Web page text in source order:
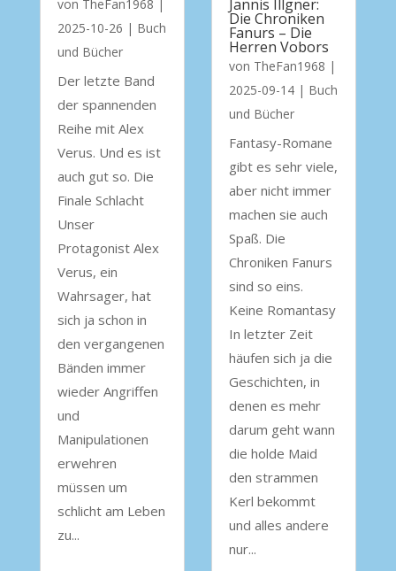
von TheFan1968 |
2025-10-26 | Buch
und Bücher
Der letzte Band
der spannenden
Reihe mit Alex
Verus. Und es ist
auch gut so. Die
Finale Schlacht
Unser
Protagonist Alex
Verus, ein
Wahrsager, hat
sich ja schon in
den vergangenen
Bänden immer
wieder Angriffen
und
Manipulationen
erwehren
müssen um
schlicht am Leben
zu...
Jannis Illgner:
Die Chroniken
Fanurs – Die
Herren Vobors
von TheFan1968 |
2025-09-14| Buch
und Bücher
Fantasy-Romane
gibt es sehr viele,
aber nicht immer
machen sie auch
Spaß. Die
Chroniken Fanurs
sind so eins.
Keine Romantasy
In letzter Zeit
häufen sich ja die
Geschichten, in
denen es mehr
darum geht wann
die holde Maid
den strammen
Kerl bekommt
und alles andere
nur...